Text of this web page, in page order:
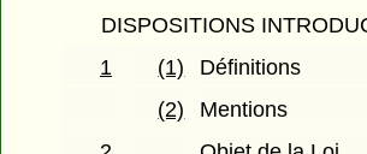
DISPOSITIONS
1
(1)
Définitions
(2)
Mentions